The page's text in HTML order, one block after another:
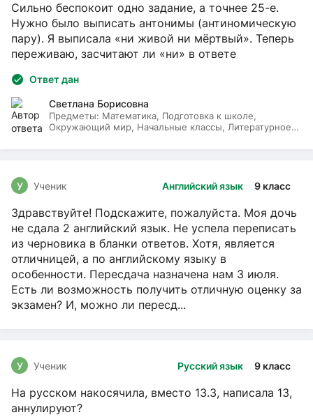
Сильно беспокоит одно задание, а точнее 25-е.
Нужно было выписать антонимы (антиномическую
пару). Я выписала «ни живой ни мёртвый». Теперь
переживаю, засчитают ли «ни» в ответе
Ответ дан
Светлана Борисовна
Предметы: Математика, Подготовка к школе,
Окружающий мир, Начальные классы, Литературное
Английский язык 9 класс
У Ученик
Здравствуйте! Подскажите, пожалуйста. Моя дочь
не сдала 2 английский язык. Не успела переписать
из черновика в бланки ответов. Хотя, является
отличницей, а по английскому языку в
особенности. Пересдача назначена нам 3 июля.
Есть ли возможность получить отличную оценку за
экзамен? И, можно ли пересд...
Русский язык 9 класс
У Ученик
На русском накосячила, вместо 13.3, написала 13,
аннулируют?